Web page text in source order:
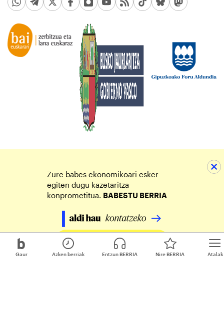
Gaur Atalak
Azken berriak Entzun BERRIA Nire BERRIA
Zure babes ekonomikoari esker
egiten dugu kazetaritza
konprometitua. BABESTU BERRIA
Egin zure ekarpena